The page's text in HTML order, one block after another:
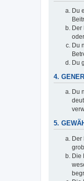
Du
Der
Du
Du
4.
Du
5.
Der
Die